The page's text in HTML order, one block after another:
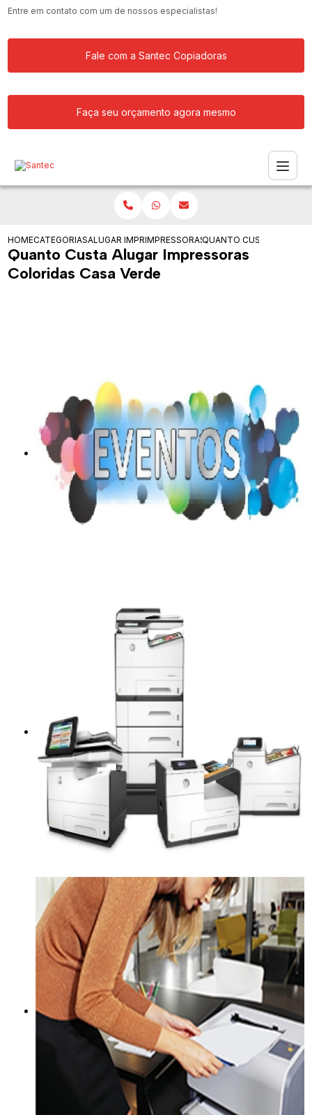
Entre em contato com um de nossos especialistas!
Fale com a Santec Copiadoras
Faça seu orçamento agora mesmo
HOMECATEGORIASALUGAR IMPRESSORAIMPRESSORAS PARA ALUGUEL
QUANTO CUSTA ALUGAR
Quanto Custa Alugar Impressoras
Coloridas Casa Verde